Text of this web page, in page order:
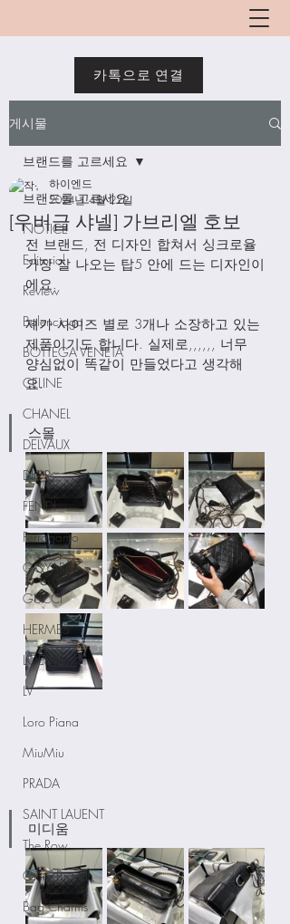
카톡으로 연결
게시물
브랜드를 고르세요
NOTICE
Editorial
Review
Balenciaga
BOTTEGA VENETA
CELINE
CHANEL
DELVAUX
DIOR
FENDI
Ferragamo
GOYARD
GUCCI
HERMES
LOEWE
LV
Loro Piana
MiuMiu
PRADA
SAINT LAUENT
The Row
Other Brands
Bag Charms
브랜드를 고르세요
[우버급 샤넬] 가브리엘 호보
하이엔드
2024년 4월 22일
전 브랜드, 전 디자인 합쳐서 싱크로율
가장 잘 나오는 탑5 안에 드는 디자인이
에요.
제가 사이즈 별로 3개나 소장하고 있는
제품이기도 합니다. 실제로,,,,,, 너무
양심없이 똑같이 만들었다고 생각해
요.
스몰
미디움